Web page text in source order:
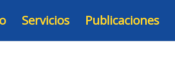
Servicios Publicaciones